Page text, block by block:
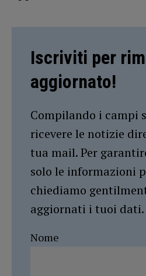
Iscriviti per
aggiornato!
Compilando i campi
ricevere le notizie
tua mail. Per
solo le informazioni
chiediamo
aggiornati i tuoi dati.
Nome